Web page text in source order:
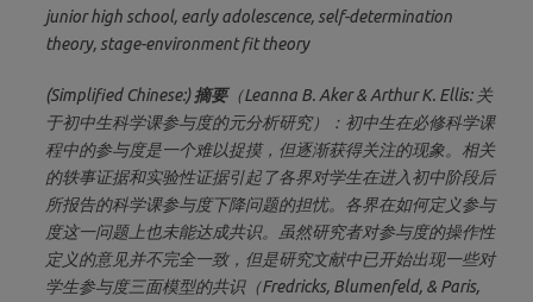
junior high school, early adolescence, self-determination
theory, stage-environment fit theory
(Simplified Chinese:)摘要（Leanna B. Aker & Arthur K. Ellis: 关
于初中生科学课参与度的元分析研究）：初中生在必修科学课
程中的参与度是一个难以捉摸，但逐渐获得关注的现象。相关
的轶事证据和实验性证据引起了各界对学生在进入初中阶段后
所报告的科学课参与度下降问题的担忧。各界在如何定义参与
度这一问题上也未能达成共识。虽然研究者对参与度的操作性
定义的意见并不完全一致，但是研究文献中已开始出现一些对
学生参与度三面模型的共识（Fredricks, Blumenfeld, & Paris,